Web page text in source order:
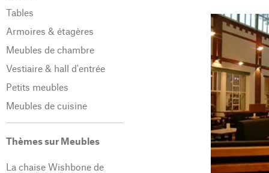
Tables
Armoires & étagères
Meubles de chambre
Vestiaire & hall d'entrée
Petits meubles
Meubles de cuisine
Thèmes sur Meubles
La chaise Wishbone de